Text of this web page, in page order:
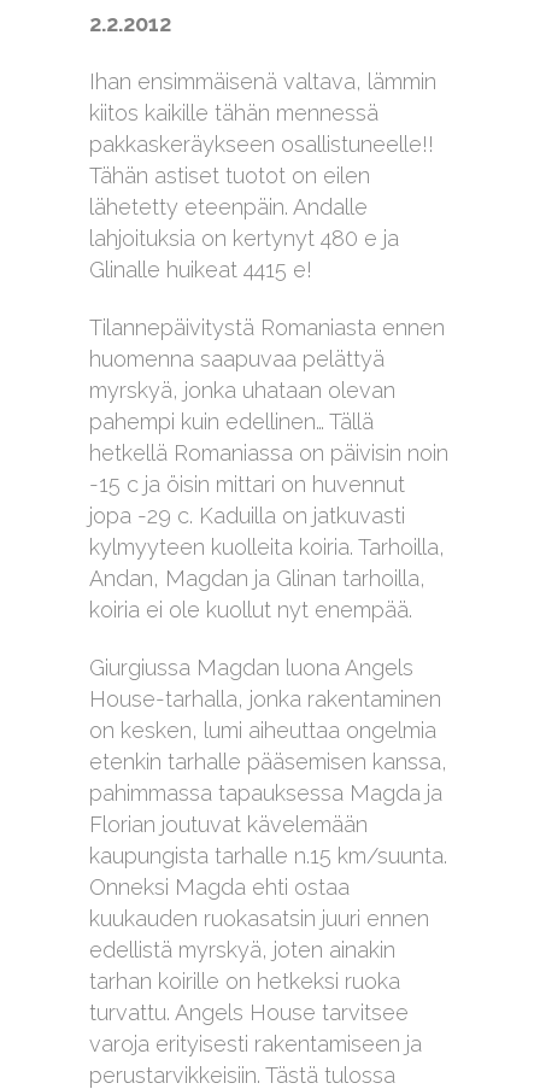
2.2.2012
Ihan ensimmäisenä valtava, lämmin
kiitos kaikille tähän mennessä
pakkaskeräykseen osallistuneelle!!
Tähän astiset tuotot on eilen
lähetetty eteenpäin. Andalle
lahjoituksia on kertynyt 480 e ja
Glinalle huikeat 4415 e!
Tilannepäivitystä Romaniasta ennen
huomenna saapuvaa pelättyä
myrskyä, jonka uhataan olevan
pahempi kuin edellinen… Tällä
hetkellä Romaniassa on päivisin noin
-15 c ja öisin mittari on huvennut
jopa -29 c. Kaduilla on jatkuvasti
kylmyyteen kuolleita koiria. Tarhoilla,
Andan, Magdan ja Glinan tarhoilla,
koiria ei ole kuollut nyt enempää.
Giurgiussa Magdan luona Angels
House-tarhalla, jonka rakentaminen
on kesken, lumi aiheuttaa ongelmia
etenkin tarhalle pääsemisen kanssa,
pahimmassa tapauksessa Magda ja
Florian joutuvat kävelemään
kaupungista tarhalle n.15 km/suunta.
Onneksi Magda ehti ostaa
kuukauden ruokasatsin juuri ennen
edellistä myrskyä, joten ainakin
tarhan koirille on hetkeksi ruoka
turvattu. Angels House tarvitsee
varoja erityisesti rakentamiseen ja
perustarvikkeisiin. Tästä tulossa